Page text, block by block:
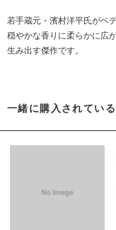
若手蔵元・濱村洋平氏がベ
穏やかな香りに柔らかに広
生み出す傑作です。
一緒に購入されてい